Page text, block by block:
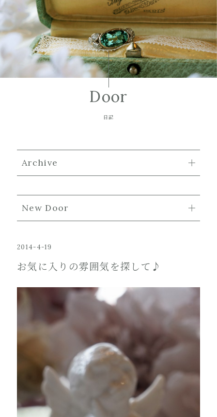
Door
日記
Archive
New Door
2014-4-19
お気に入りの雰囲気を探して♪